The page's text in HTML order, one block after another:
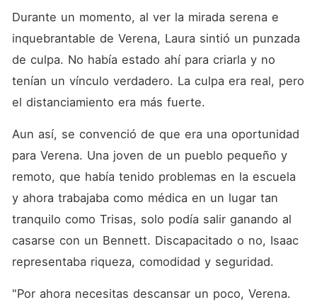
Durante un momento, al ver la mirada serena e
inquebrantable de Verena, Laura sintió un punzada
de culpa. No había estado ahí para criarla y no
tenían un vínculo verdadero. La culpa era real, pero
el distanciamiento era más fuerte.
Aun así, se convenció de que era una oportunidad
para Verena. Una joven de un pueblo pequeño y
remoto, que había tenido problemas en la escuela
y ahora trabajaba como médica en un lugar tan
tranquilo como Trisas, solo podía salir ganando al
casarse con un Bennett. Discapacitado o no, Isaac
representaba riqueza, comodidad y seguridad.
"Por ahora necesitas descansar un poco, Verena.